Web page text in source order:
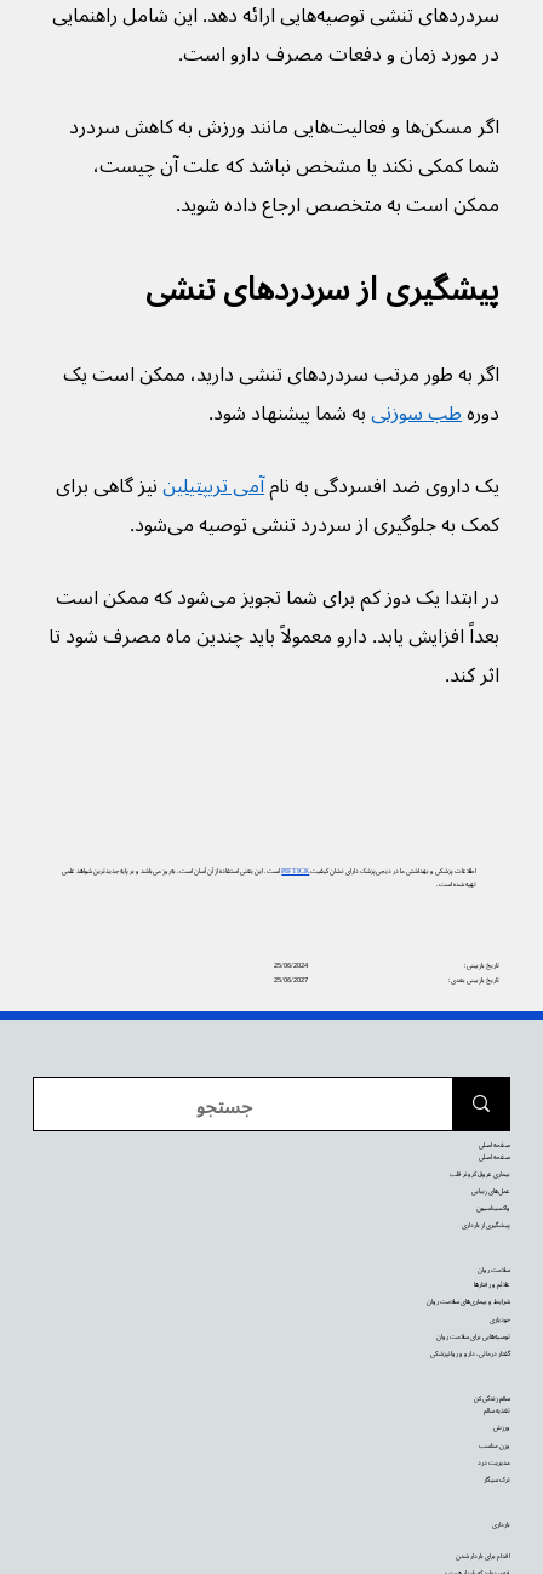
سردردهای تنشی توصیه‌هایی ارائه دهد. این شامل راهنمایی
در مورد زمان و دفعات مصرف دارو است.
اگر مسکن‌ها و فعالیت‌هایی مانند ورزش به کاهش سردرد
شما کمکی نکند یا مشخص نباشد که علت آن چیست،
ممکن است به متخصص ارجاع داده شوید.
پیشگیری از سردردهای تنشی
اگر به طور مرتب سردرد‌های تنشی دارید، ممکن است یک
دوره طب سوزنی به شما پیشنهاد شود.
یک داروی ضد افسردگی به نام آمی تریپتیلین نیز گاهی برای
کمک به جلوگیری از سردرد‌ تنشی توصیه می‌شود.
در ابتدا یک دوز کم برای شما تجویز می‌شود که ممکن است
بعداً افزایش یابد. دارو معمولاً باید چندین ماه مصرف شود تا
اثر کند.
اطلاعات پزشکی و بهداشتی ما در دیجی‌پزشک دارای نشان کیفیتPIF TICKاست. این یعنی استفاده از آن آسان است، به‌روز می‌باشد و بر پایه جدیدترین شواهد علمی
تهیه شده است.
25/06/2024
تاریخ بازبینی:
25/06/2027
تاریخ بازبینی بعدی:
بارداری
اقدام برای باردار شدن
سالم زندگی کن
تغذیه سالم
ورزش
وزن مناسب
مدیریت درد
ترک سیگار
سلامت روان
علائم و رفتارها
شرایط و بیماری‌های سلامت روان
خودیاری
توصیه‌‌هایی برای سلامت روان
گفتار درمانی، دارو و روانپزشکی
صفحه اصلی
صفحه اصلی
بیماری عروق کرونر قلب
عمل‌های زیبایی
واکسیناسیون
پیشگیری از بارداری